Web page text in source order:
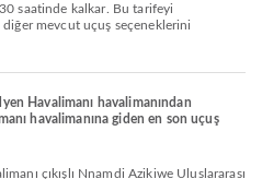
saatinde kalkar. Bu tarifeyi
mevcut uçuş seçeneklerini
Havalimanı havalimanından
havalimanına giden en son uçuş